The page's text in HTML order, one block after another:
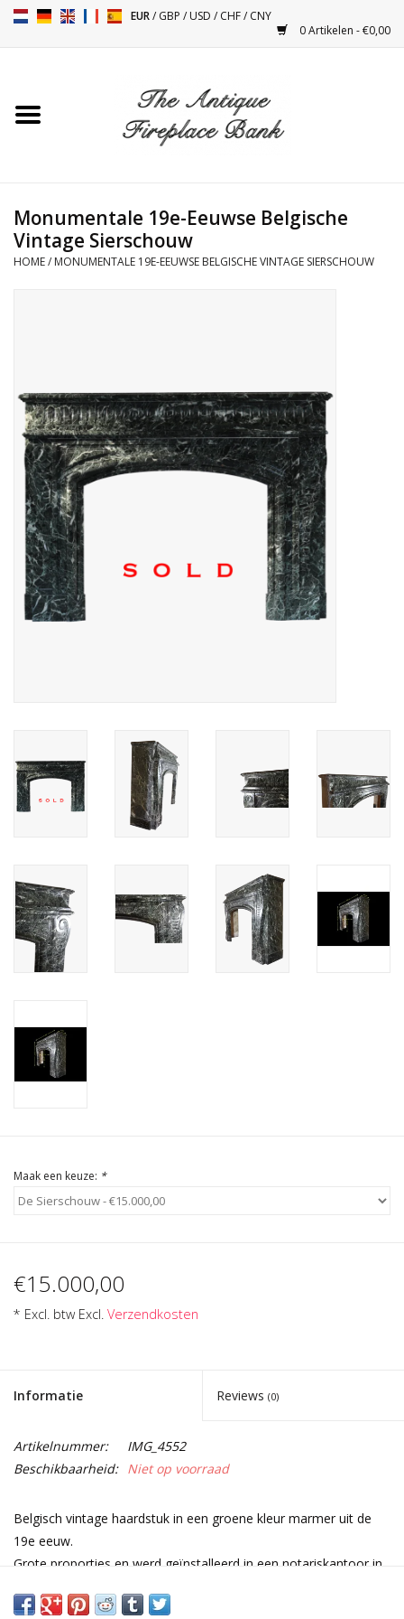
EUR/GBP /USD /CHF/CNY
0 Artikelen - €0,00
Toebehoren
Kacheltjes
Decoratieve Outdoor
Objecten
Vloeren - Steen, Terra Cotta
& Marmer
Outlet
Login
Monumentale 19e-Eeuwse Belgische
Vintage Sierschouw
HOME/ MONUMENTALE 19E-EEUWSE BELGISCHE VINTAGE SIERSCHOUW
Maak een keuze: *
€15.000,00
* Excl. btw Excl. Verzendkosten
Informatie Reviews (0)
Artikelnummer:
IMG_4552
Beschikbaarheid: Niet op voorraad
Belgisch vintage haardstuk in een groene kleur marmer uit de
19e eeuw.
Grote proporties en werd geïnstalleerd in een notariskantoor in
Grand belle epoque stuk.